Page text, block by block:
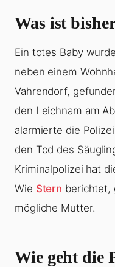
Was ist
Ein totes Baby
neben einem
Vahrendorf,
den Leichnam am
alarmierte die
den Tod des
Kriminalpolizei hat
Wie Stern berichtet,
mögliche Mutter.
Wie geht die